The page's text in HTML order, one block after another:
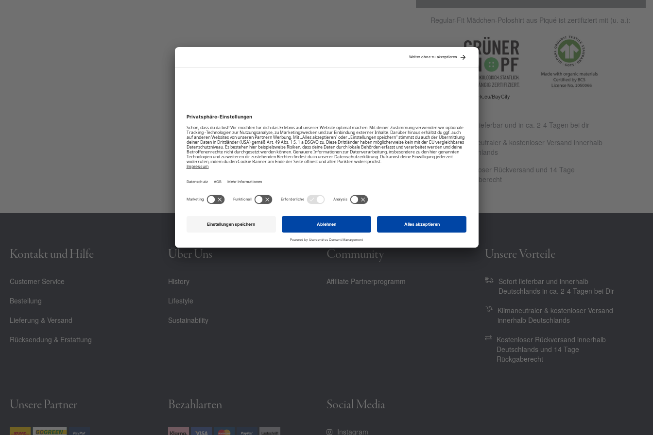
Regular-Fit Mädchen-Poloshirt aus Piqué ist zertifiziert mit (u. a.):
www.g-k.eu/BayCity
Sofort lieferbar und in ca. 2-4 Tagen bei dir
Klimaneutraler & kostenloser Versand innerhalb
Deutschlands
Kostenloser Rückversand und 14 Tage
Rückgaberecht
Kontakt und Hilfe
Customer Service
Bestellung
Lieferung & Versand
Rücksendung & Erstattung
Über Uns
History
Lifestyle
Sustainability
Community
Affiliate Partnerprogramm
Unsere Vorteile
Sofort lieferbar und innerhalb
Deutschlands in ca. 2-4 Tagen bei Dir
Klimaneutraler & kostenloser Versand
innerhalb Deutschlands
Kostenloser Rückversand innerhalb
Deutschlands und 14 Tage
Rückgaberecht
Unsere Partner Bezahlarten Social Media
Instagram